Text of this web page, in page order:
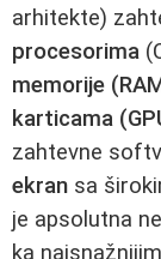
arhitekte)
procesorima
memorije
karticama
zahtevne
ekran sa
je apsolutna
ka najsnažnijim